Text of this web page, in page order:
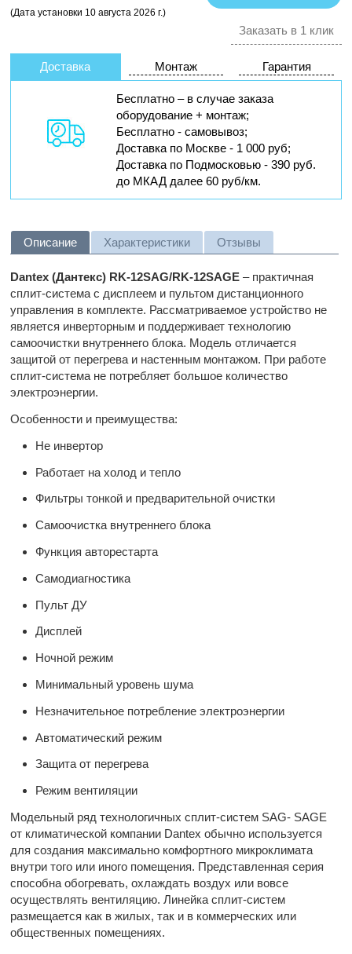
(Дата установки 10 августа 2026 г.)
Заказать в 1 клик
Доставка Монтаж Гарантия
Бесплатно – в случае заказа
оборудование + монтаж;
Бесплатно - самовывоз;
Доставка по Москве - 1 000 руб;
Доставка по Подмосковью - 390 руб.
до МКАД далее 60 руб/км.
Описание Характеристики Отзывы
Dantex(Дантекс) RK-12SAG/RK-12SAGE– практичная
сплит-система с дисплеем и пультом дистанционного
управления в комплекте. Рассматриваемое устройство не
является инверторным и поддерживает технологию
самоочистки внутреннего блока. Модель отличается
защитой от перегрева и настенным монтажом. При работе
сплит-система не потребляет большое количество
электроэнергии.
Особенности и преимущества:
Не инвертор
Работает на холод и тепло
Фильтры тонкой и предварительной очистки
Самоочистка внутреннего блока
Функция авторестарта
Самодиагностика
Пульт ДУ
Дисплей
Ночной режим
Минимальный уровень шума
Незначительное потребление электроэнергии
Автоматический режим
Защита от перегрева
Режим вентиляции
Модельный ряд технологичных сплит-систем SAG- SAGE
от климатической компании Dantex обычно используется
для создания максимально комфортного микроклимата
внутри того или иного помещения. Представленная серия
способна обогревать, охлаждать воздух или вовсе
осуществлять вентиляцию. Линейка сплит-систем
размещается как в жилых, так и в коммерческих или
общественных помещениях.